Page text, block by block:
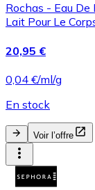
Rochas - Eau
Lait Pour Le
20,95 €
0,04 €/ml/g
En stock
Voir l’offre